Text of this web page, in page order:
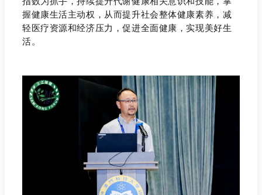
握健康生活主动权，从而提升社会整体健康素养，减
轻医疗资源和经济压力，促进全面健康，实现美好生
活。